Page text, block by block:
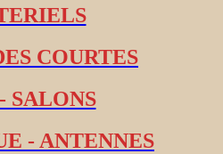
COURTES
SALONS
- ANTENNES